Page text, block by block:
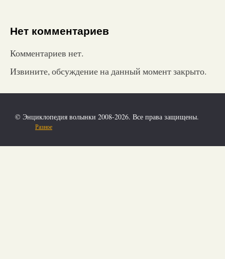
Нет комментариев
Комментариев нет.
Извините, обсуждение на данный момент закрыто.
© Энциклопедия волынки 2008-2026. Все права защищены.
Разное